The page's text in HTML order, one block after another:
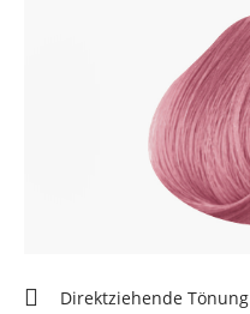
Direktziehende Tönung